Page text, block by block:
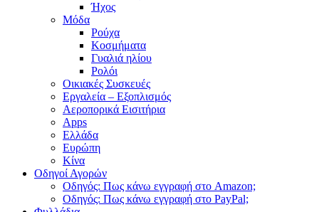
Ήχος
Μόδα
Ρούχα
Κοσμήματα
Γυαλιά ηλίου
Ρολόι
Οικιακές Συσκευές
Εργαλεία – Εξοπλισμός
Αεροπορικά Εισιτήρια
Apps
Ελλάδα
Ευρώπη
Κίνα
Οδηγοί Αγορών
Οδηγός: Πως κάνω εγγραφή στο Amazon;
Οδηγός: Πως κάνω εγγραφή στο PayPal;